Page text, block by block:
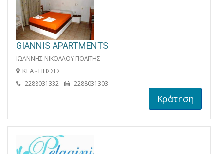
GIANNIS APARTMENTS
ΙΩΑΝΝΗΣ ΝΙΚΟΛΑΟΥ ΠΟΛΙΤΗΣ
ΚΕΑ - ΠΗΣΣΕΣ
2288031332 2288031303
Κράτηση